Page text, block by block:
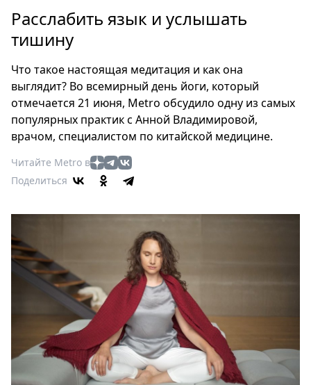
Россия
Мир
Еда
Туризм
Мода
Театр
Кино
Афиша
Выставки
О
Metro
Стримы
Спецпроекты
Звезды
Выборы
2026
Расслабить язык и услышать
тишину
Что такое настоящая медитация и как она
выглядит? Во всемирный день йоги, который
отмечается 21 июня, Metro обсудило одну из самых
популярных практик с Анной Владимировой,
врачом, специалистом по китайской медицине.
Читайте Metro в
Поделиться